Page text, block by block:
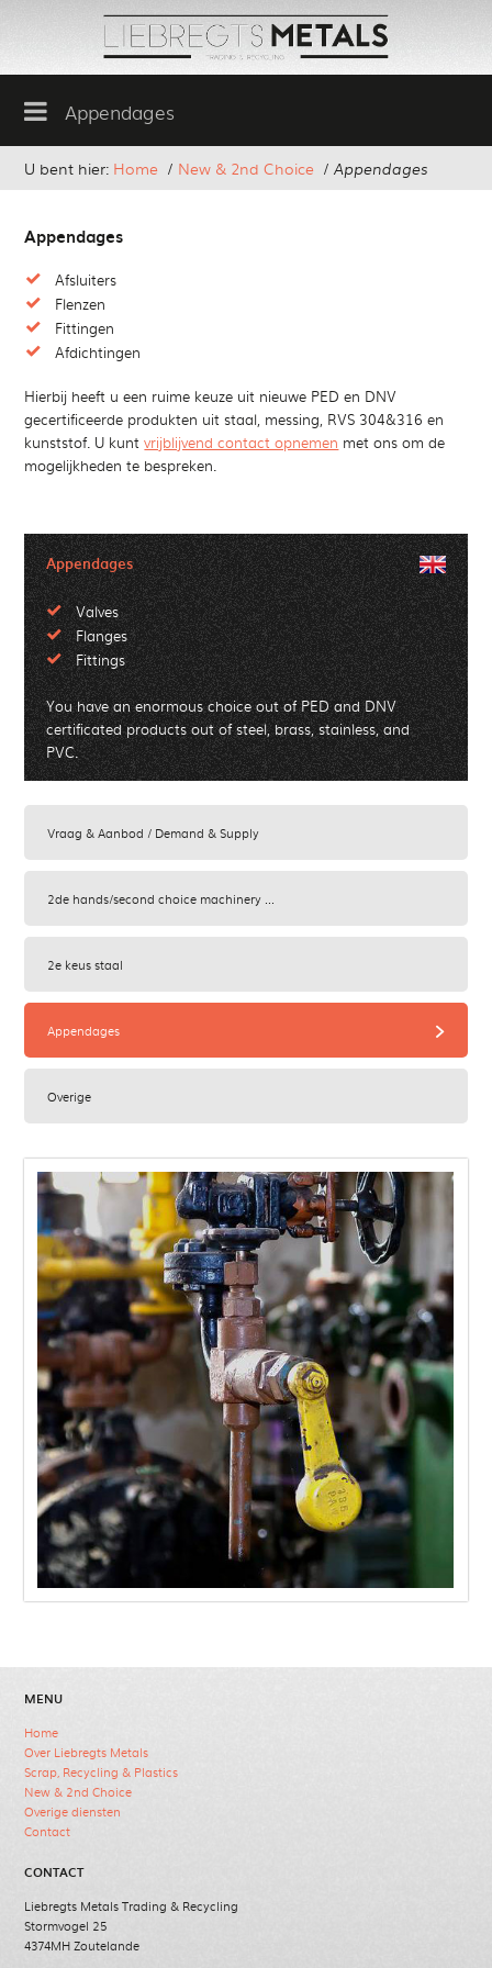
Appendages
U bent hier: Home / New & 2nd Choice /Appendages
Appendages
Afsluiters
Flenzen
Fittingen
Afdichtingen
Hierbij heeft u een ruime keuze uit nieuwe PED en DNV
gecertificeerde produkten uit staal, messing, RVS 304&316 en
kunststof. U kuntvrijblijvend contact opnemen met ons om de
mogelijkheden te bespreken.
Appendages
Valves
Flanges
Fittings
You have an enormous choice out of PED and DNV
certificated products out of steel, brass, stainless, and
PVC.
Vraag & Aanbod / Demand & Supply
2de hands/second choice machinery ...
2e keus staal
Appendages z
Overige
MENU
Home
Over Liebregts Metals
Scrap, Recycling & Plastics
New & 2nd Choice
Overige diensten
Contact
CONTACT
Liebregts Metals Trading & Recycling
Stormvogel 25
4374MH Zoutelande